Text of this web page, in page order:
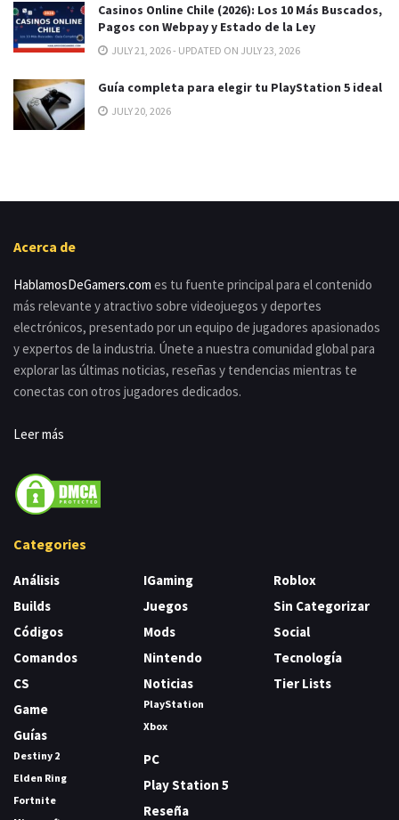
Casinos Online Chile (2026): Los 10 Más Buscados,
Pagos con Webpay y Estado de la Ley
JULY 21, 2026 - UPDATED ON JULY 23, 2026
Guía completa para elegir tu PlayStation 5 ideal
JULY 20, 2026
Acerca de
HablamosDeGamers.com es tu fuente principal para el contenido
más relevante y atractivo sobre videojuegos y deportes
electrónicos, presentado por un equipo de jugadores apasionados
y expertos de la industria. Únete a nuestra comunidad global para
explorar las últimas noticias, reseñas y tendencias mientras te
conectas con otros jugadores dedicados.
Leer más
Categories
Análisis
Builds
Códigos
Comandos
CS
Game
Guías
Destiny 2
Elden Ring
Fortnite
IGaming
Juegos
Mods
Nintendo
Noticias
PlayStation
Xbox
PC
Play Station 5
Reseña
Roblox
Sin Categorizar
Social
Tecnología
Tier Lists